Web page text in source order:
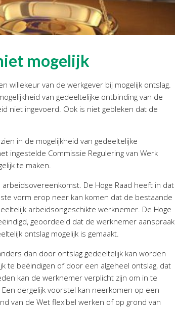
mogelijk
van de werkgever bij mogelijk ontslag.
van gedeeltelijke ontbinding van de
niet ingevoerd. Ook is niet gebleken dat de
in de mogelijkheid van gedeeltelijke
ingestelde Commissie Regulering van Werk
te maken.
De Hoge Raad heeft in dat
vorm erop neer kan komen dat de bestaande
arbeidsongeschikte werknemer. De Hoge
geoordeeld dat de werknemer aanspraak
ontslag mogelijk is gemaakt.
dan door ontslag gedeeltelijk kan worden
te beëindigen of door een algeheel ontslag, dat
kan de werknemer verplicht zijn om in te
dergelijk voorstel kan neerkomen op een
van de Wet flexibel werken of op grond van